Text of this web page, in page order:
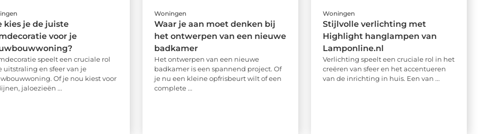
kies je de juiste
voor je
speelt een cruciale rol
uitstraling en sfeer van je
Of je nou kiest voor
jaloezieën ...
Woningen
Waar je aan moet denken bij
het ontwerpen van een nieuwe
badkamer
Het ontwerpen van een nieuwe
badkamer is een spannend project. Of
je nu een kleine opfrisbeurt wilt of een
complete ...
Woningen
Stijlvolle verlichting met
Highlight hanglampen van
Lamponline.nl
Verlichting speelt een cruciale rol in het
creëren van sfeer en het accentueren
van de inrichting in huis. Een van ...